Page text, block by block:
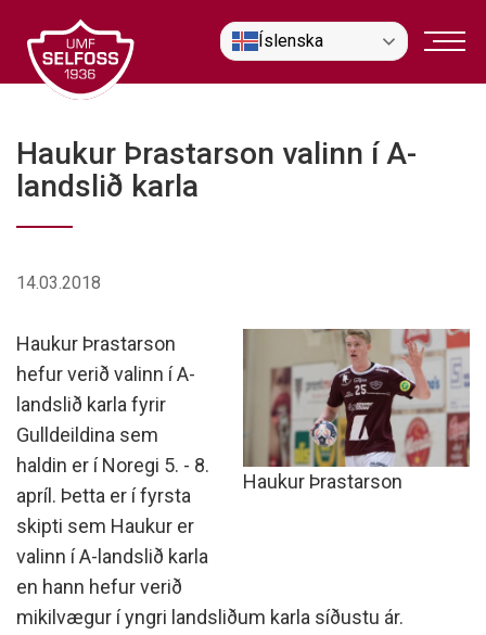
efni
Íslenska
Haukur Þrastarson valinn í A-
landslið karla
14.03.2018
Haukur Þrastarson
Haukur Þrastarson
hefur verið valinn í A-
landslið karla fyrir
Gulldeildina sem
haldin er í Noregi 5. - 8.
apríl. Þetta er í fyrsta
skipti sem Haukur er
valinn í A-landslið karla
en hann hefur verið
mikilvægur í yngri landsliðum karla síðustu ár.